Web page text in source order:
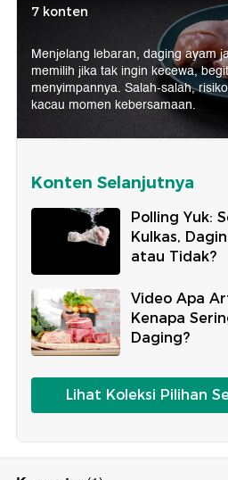
7 konten
Menjelang lebaran, daging ayam
memilih jika tak ingin kecewa,
menyimpannya. Salah-salah,
kacau momen kebersamaan.
Konten Selanjutnya
Polling Yuk:
Kulkas,
atau Tidak?
Video Apa
Kenapa
Daging?
Lihat Koleksi Pilihan